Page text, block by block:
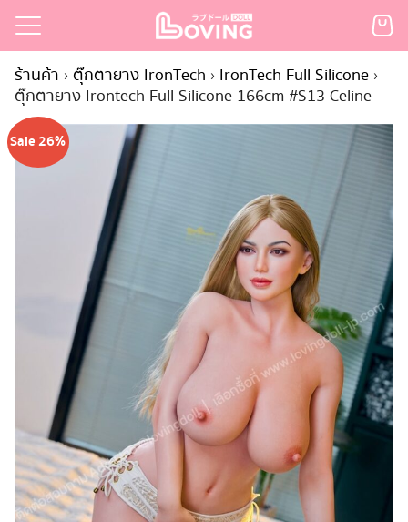
Skip
content
ก
for:
ร้านค้า › ตุ๊กตายาง IronTech › IronTech Full Silicone ›
ตุ๊กตายาง Irontech Full Silicone 166cm #S13 Celine
Sale 26%